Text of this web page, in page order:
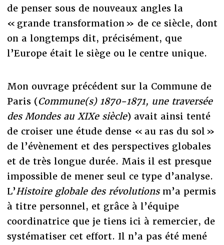
de penser sous de nouveaux angles la
« grande transformation » de ce siècle, dont
on a longtemps dit, précisément, que
l’Europe était le siège ou le centre unique.
Mon ouvrage précédent sur la Commune de
Paris (Commune(s) 1870-1871, une traversée
des Mondes au XIXe siècle) avait ainsi tenté
de croiser une étude dense « au ras du sol »
de l’évènement et des perspectives globales
et de très longue durée. Mais il est presque
impossible de mener seul ce type d’analyse.
L’Histoire globale des révolutionsm’a permis
à titre personnel, et grâce à l’équipe
coordinatrice que je tiens ici à remercier, de
systématiser cet effort. Il n’a pas été mené